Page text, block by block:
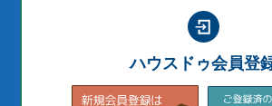
ハウスドゥ会員登